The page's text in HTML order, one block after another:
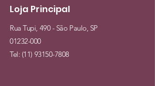
Loja Principal
Rua Tupi, 490 - São Paulo, SP
01232-000
Tel: (11) 93150-7808